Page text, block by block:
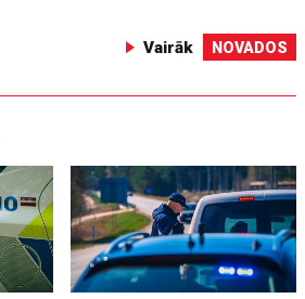
Vairāk NOVADOS